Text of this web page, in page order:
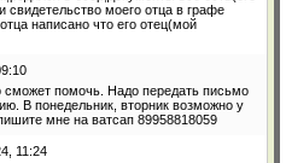
свидетельство моего отца в графе
написано что его отец(мой
сможет помочь. Надо передать письмо
В понедельник, вторник возможно у
мне на ватсап 89958818059
11:24